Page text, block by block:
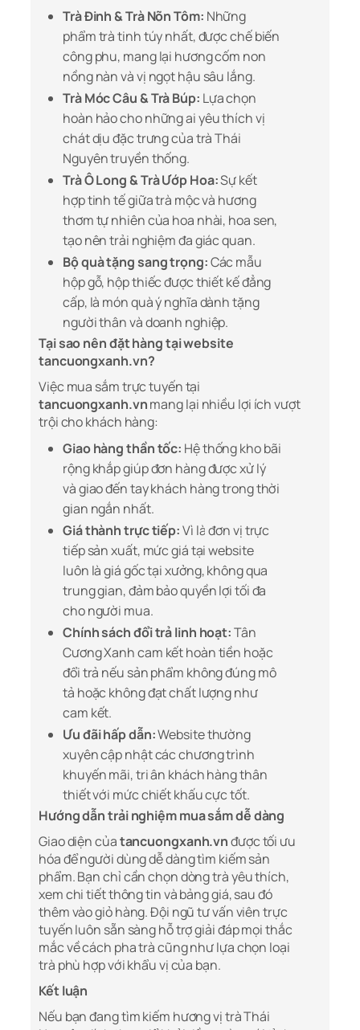
Trà Đinh & Trà Nõn Tôm: Những
phẩm trà tinh túy nhất, được chế biến
công phu, mang lại hương cốm non
nồng nàn và vị ngọt hậu sâu lắng.
Trà Móc Câu & Trà Búp: Lựa chọn
hoàn hảo cho những ai yêu thích vị
chát dịu đặc trưng của trà Thái
Nguyên truyền thống.
Trà Ô Long & Trà Ướp Hoa:Sự kết
hợp tinh tế giữa trà mộc và hương
thơm tự nhiên của hoa nhài, hoa sen,
tạo nên trải nghiệm đa giác quan.
Bộ quà tặng sang trọng:Các mẫu
hộp gỗ, hộp thiếc được thiết kế đẳng
cấp, là món quà ý nghĩa dành tặng
người thân và doanh nghiệp.
Tại sao nên đặt hàng tại website
tancuongxanh.vn?
Việc mua sắm trực tuyến tại
tancuongxanh.vnmang lại nhiều lợi ích vượt
trội cho khách hàng:
Giao hàng thần tốc: Hệ thống kho bãi
rộng khắp giúp đơn hàng được xử lý
và giao đến tay khách hàng trong thời
gian ngắn nhất.
Giá thành trực tiếp:Vì là đơn vị trực
tiếp sản xuất, mức giá tại website
luôn là giá gốc tại xưởng, không qua
trung gian, đảm bảo quyền lợi tối đa
cho người mua.
Chính sách đổi trả linh hoạt:Tân
Cương Xanh cam kết hoàn tiền hoặc
đổi trả nếu sản phẩm không đúng mô
tả hoặc không đạt chất lượng như
cam kết.
Ưu đãi hấp dẫn:Website thường
xuyên cập nhật các chương trình
khuyến mãi, tri ân khách hàng thân
thiết với mức chiết khấu cực tốt.
Hướng dẫn trải nghiệm mua sắm dễ dàng
Giao diện củatancuongxanh.vnđược tối ưu
hóa để người dùng dễ dàng tìm kiếm sản
phẩm. Bạn chỉ cần chọn dòng trà yêu thích,
xem chi tiết thông tin và bảng giá, sau đó
thêm vào giỏ hàng. Đội ngũ tư vấn viên trực
tuyến luôn sẵn sàng hỗ trợ giải đáp mọi thắc
mắc về cách pha trà cũng như lựa chọn loại
trà phù hợp với khẩu vị của bạn.
Kết luận
Nếu bạn đang tìm kiếm hương vị trà Thái